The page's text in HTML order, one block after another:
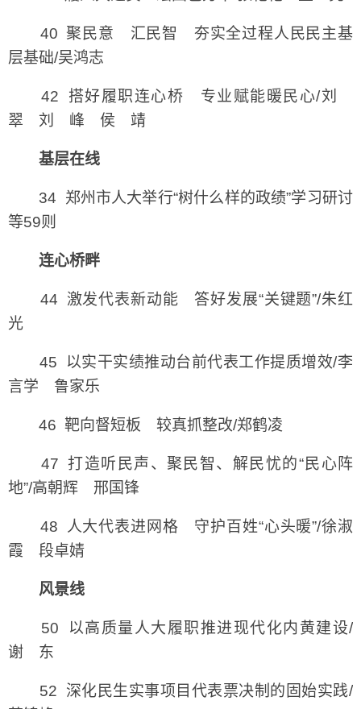
40 聚民意 汇民智 夯实全过程人民民主基
层基础/吴鸿志
42 搭好履职连心桥 专业赋能暖民心/刘
翠 刘 峰 侯 靖
基层在线
34 郑州市人大举行“树什么样的政绩”学习研讨
等59则
连心桥畔
44 激发代表新动能 答好发展“关键题”/朱红
光
45 以实干实绩推动台前代表工作提质增效/李
言学 鲁家乐
46 靶向督短板 较真抓整改/郑鹤凌
47 打造听民声、聚民智、解民忧的“民心阵
地”/高朝辉 邢国锋
48 人大代表进网格 守护百姓“心头暖”/徐淑
霞 段卓婧
风景线
50 以高质量人大履职推进现代化内黄建设/
谢 东
52 深化民生实事项目代表票决制的固始实践/